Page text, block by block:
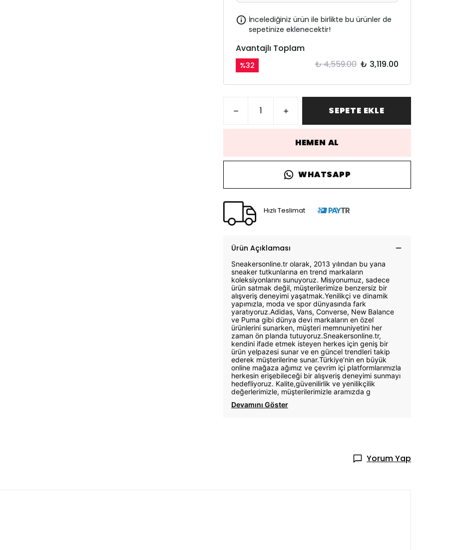
İncelediğiniz ürün ile birlikte bu ürünler de
sepetinize eklenecektir!
Avantajlı Toplam
%32 ₺ 4,559.00 ₺ 3,119.00
SEPETE EKLE
HEMEN AL
WHATSAPP
Hızlı Teslimat
Ürün Açıklaması
Sneakersonline.tr olarak, 2013 yılından bu yana
sneaker tutkunlarına en trend markaların
koleksiyonlarını sunuyoruz. Misyonumuz, sadece
ürün satmak değil, müşterilerimize benzersiz bir
alışveriş deneyimi yaşatmak.Yenilikçi ve dinamik
yapımızla, moda ve spor dünyasında fark
yaratıyoruz.Adidas, Vans, Converse, New Balance
ve Puma gibi dünya devi markaların en özel
ürünlerini sunarken, müşteri memnuniyetini her
zaman ön planda tutuyoruz.Sneakersonline.tr,
kendini ifade etmek isteyen herkes için geniş bir
ürün yelpazesi sunar ve en güncel trendleri takip
ederek müşterilerine sunar.Türkiye’nin en büyük
online mağaza ağımız ve çevrim içi platformlarımızla
herkesin erişebileceği bir alışveriş deneyimi sunmayı
hedefliyoruz. Kalite,güvenilirlik ve yenilikçilik
değerlerimizle, müşterilerimizle aramızda g
Devamını Göster
Yorum Yap